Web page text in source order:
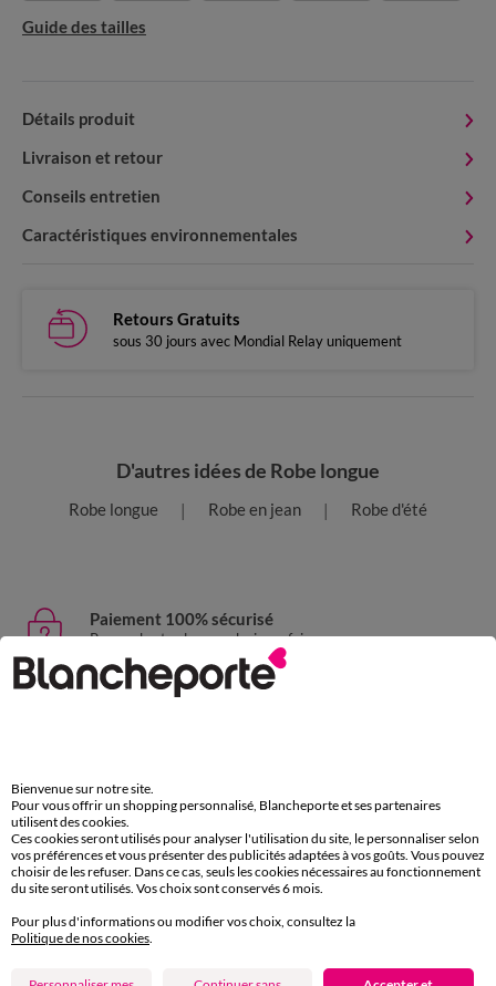
Guide des tailles
Détails produit
Livraison et retour
Conseils entretien
Caractéristiques environnementales
Retours Gratuits
sous 30 jours avec Mondial Relay uniquement
D'autres idées de Robe longue
Robe longue Robe en jean Robe d'été
Paiement 100% sécurisé
Payez plus tard ou en plusieurs fois
Livraison express
sous 30 jours avec Mondial Relay uniquement
Service clients
par chat et par téléphone
de 8h00 à 20h00 du lundi au samedi
Bienvenue sur notre site.
Pour vous offrir un shopping personnalisé, Blancheporte et ses partenaires
utilisent des cookies.
Ces cookies seront utilisés pour analyser l'utilisation du site, le personnaliser selon
vos préférences et vous présenter des publicités adaptées à vos goûts. Vous pouvez
choisir de les refuser. Dans ce cas, seuls les cookies nécessaires au fonctionnement
du site seront utilisés. Vos choix sont conservés 6 mois.
Pour plus d'informations ou modifier vos choix, consultez la
Politique de nos cookies